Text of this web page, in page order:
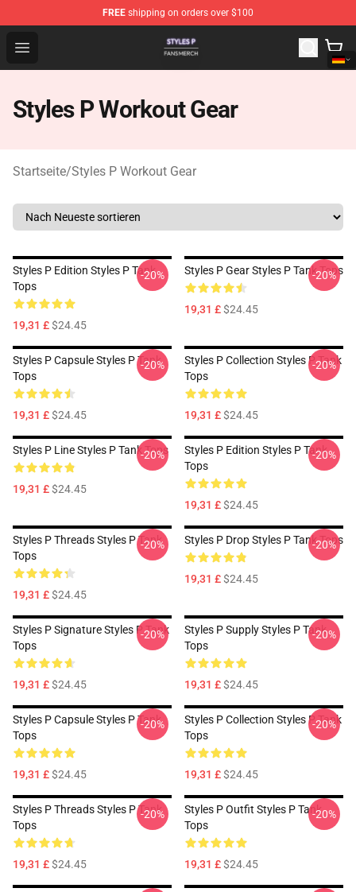
FREE shipping on orders over $100
Open menu
Styles P Shop - Official Styles P Merchandise Store
Styles P Workout Gear
Startseite/Styles P Workout Gear
Styles P Edition Styles P Tank
Tops
19,31 £$24.45
-20% Styles P Gear Styles P Tank Tops
19,31 £$24.45
-20%
Styles P Capsule Styles P Tank
Tops
19,31 £$24.45
-20%
Styles P Collection Styles P Tank
Tops
19,31 £$24.45
-20%
Styles P Line Styles P Tank Tops
19,31 £$24.45
-20%
Styles P Edition Styles P Tank
Tops
19,31 £$24.45
-20%
Styles P Threads Styles P Tank
Tops
19,31 £$24.45
-20% Styles P Drop Styles P Tank Tops
19,31 £$24.45
-20%
Styles P Signature Styles P Tank
Tops
19,31 £$24.45
-20%
Styles P Supply Styles P Tank
Tops
19,31 £$24.45
-20%
Styles P Capsule Styles P Tank
Tops
19,31 £$24.45
-20%
Styles P Collection Styles P Tank
Tops
19,31 £$24.45
-20%
Styles P Threads Styles P Tank
Tops
19,31 £$24.45
-20%
Styles P Outfit Styles P Tank
Tops
19,31 £$24.45
-20%